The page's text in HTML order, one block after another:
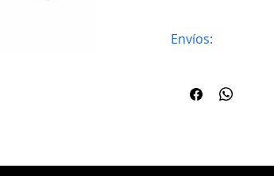
Envíos:
preferencia.